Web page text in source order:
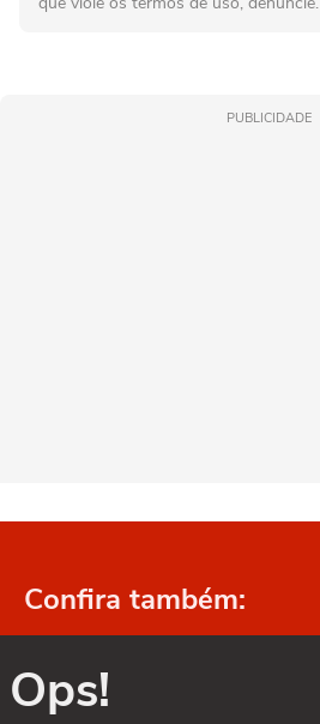
PUBLICIDADE
Confira também:
Ops!